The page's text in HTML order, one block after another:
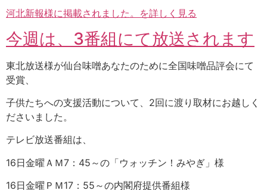
河北新報様に掲載されました。を詳しく見る
今週は、3番組にて放送されます
東北放送様が仙台味噌あなたのために全国味噌品評会にて
受賞、
子供たちへの支援活動について、2回に渡り取材にお越しく
ださいました。
テレビ放送番組は、
16日金曜ＡＭ7：45～の「ウォッチン！みやぎ」様
16日金曜ＰＭ17：55～の内閣府提供番組様